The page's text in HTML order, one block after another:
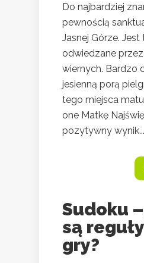
Do najbardziej
pewnością
Jasnej Górze.
odwiedzane
wiernych. Bardzo
jesienną porą
tego miejsca
one Matkę
pozytywny wynik...
Sudoku
są
gry?